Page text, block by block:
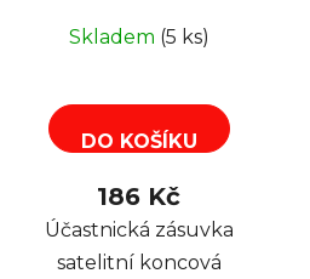
Skladem (5 ks)
DO KOŠÍKU
186 Kč
Účastnická zásuvka
satelitní koncová